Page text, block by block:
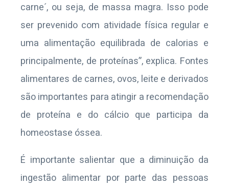
carne´, ou seja, de massa magra. Isso pode
ser prevenido com atividade física regular e
uma alimentação equilibrada de calorias e
principalmente, de proteínas”, explica. Fontes
alimentares de carnes, ovos, leite e derivados
são importantes para atingir a recomendação
de proteína e do cálcio que participa da
homeostase óssea.
É importante salientar que a diminuição da
ingestão alimentar por parte das pessoas